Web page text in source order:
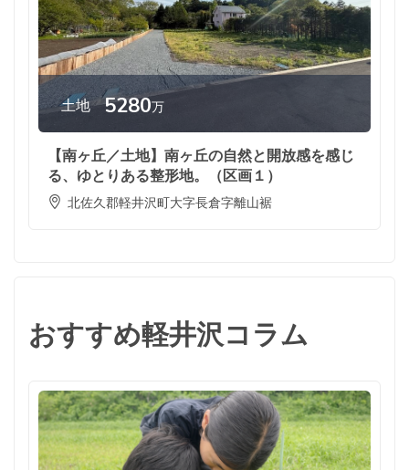
土地 5280万
【南ヶ丘／土地】南ヶ丘の自然と開放感を感じ
る、ゆとりある整形地。（区画１）
北佐久郡軽井沢町大字長倉字離山裾
おすすめ軽井沢コラム